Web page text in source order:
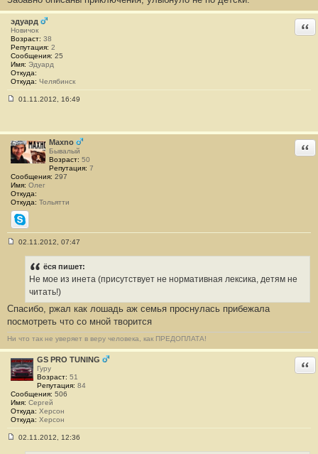
эдуард
Новичок
Возраст: 38
Репутация: 2
Сообщения: 25
Имя: Эдуард
Откуда:
Откуда: Челябинск
б
щ
е
н
и
е
#
3
2
01.11.2012, 16:49
Maxno
Бывалый
Возраст: 50
Репутация: 7
Сообщения: 297
Имя: Олег
Откуда:
Откуда: Тольятти
Skype
и
#
3
3
02.11.2012, 07:47
ёся пишет:
Не мое из инета (присутствует не нормативная лексика, детям не
читать!)
Спасибо, ржал как лошадь аж семья проснулась прибежала
посмотреть что со мной творится
Ни что так не уверяет в веру человека, как ПРЕДОПЛАТА!
GS PRO TUNING
Гуру
Возраст: 51
Репутация: 84
Сообщения: 506
Имя: Сергей
Откуда: Херсон
Откуда: Херсон
02.11.2012, 12:36